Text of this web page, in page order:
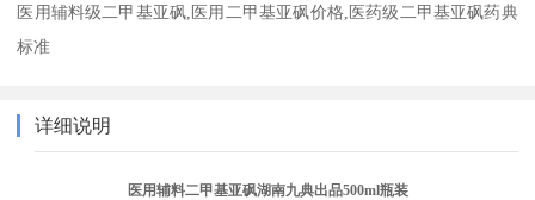
医用辅料级二甲基亚砜,医用二甲基亚砜价格,医药级二甲基亚砜药典
标准
详细说明
医用辅料二甲基亚砜湖南九典出品500ml瓶装